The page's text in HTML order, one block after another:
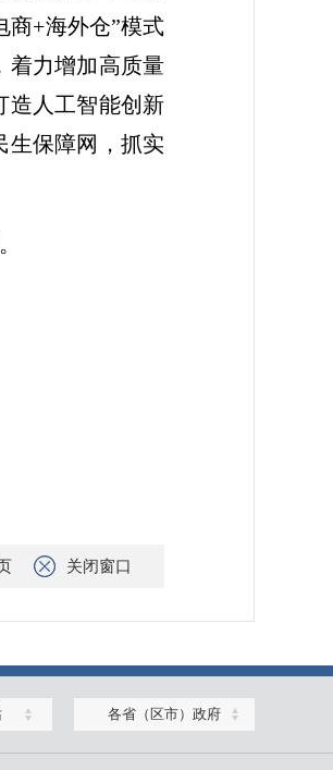
商+海外仓”模式
着力增加高质量
造人工智能创新
生保障网，抓实
关闭窗口
各省（区市）政府